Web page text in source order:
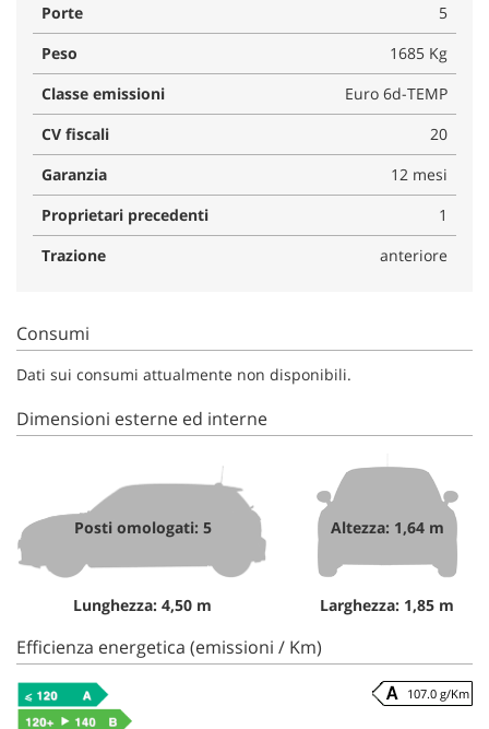
Porte
5
Peso
1685 Kg
Classe emissioni
Euro 6d-TEMP
CV fiscali
20
Garanzia
12 mesi
Proprietari precedenti
1
Trazione
anteriore
Consumi
Dati sui consumi attualmente non disponibili.
Dimensioni esterne ed interne
Posti omologati: 5
Lunghezza: 4,50 m
Altezza: 1,64 m
Larghezza: 1,85 m
Efficienza energetica (emissioni / Km)
107.0 g/Km